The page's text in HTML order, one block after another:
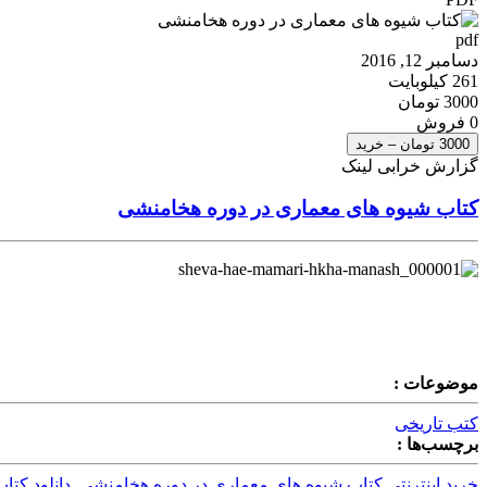
pdf
دسامبر 12, 2016
261 کیلوبایت
3000 تومان
0 فروش
3000 تومان – خرید
گزارش خرابی لینک
کتاب شیوه های معماری در دوره هخامنشی
موضوعات :
کتب تاریخی
برچسب‌ها :